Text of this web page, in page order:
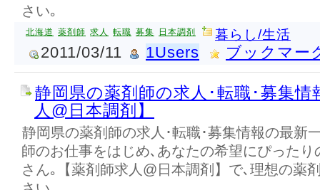
さい｡
北海道 薬剤師 求人 転職 募集 日本調剤 暮らし/生活
2011/03/11 1Users ブックマー
静岡県の薬剤師の求人･転職･募集情
人@日本調剤】
静岡県の薬剤師の求人･転職･募集情報の最新
師のお仕事をはじめ､あなたの希望にぴった
さん｡【薬剤師求人@日本調剤】で､理想の薬